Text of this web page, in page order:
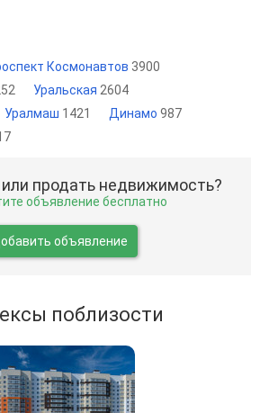
Космонавтов 3900
Уральская 2604
Уралмаш 1421 Динамо 987
продать недвижимость?
объявление бесплатно
объявление
поблизости